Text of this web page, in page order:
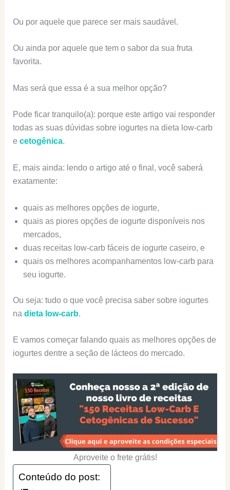
Ou por aquele que parece ser mais saudável.
Ou ainda por aquele que tem o sabor da sua fruta
favorita.
Mas será que essa é a sua melhor opção?
Pode ficar tranquilo(a): porque este artigo vai responder
todas as suas dúvidas sobre iogurtes na dieta low-carb
e cetogênica.
E, mais ainda: lendo o artigo até o final, você saberá
exatamente:
quais as melhores opções de iogurte,
quais as piores opções de iogurte disponíveis nos
mercados,
duas receitas low-carb fáceis de iogurte caseiro, e
quais os melhores acompanhamentos low-carb para
seu iogurte.
Ou seja: tudo o que você precisa saber sobre iogurtes
na dieta low-carb.
E vamos começar falando quais as melhores opções de
iogurtes dentre a seção de lácteos do mercado.
Aproveite o frete grátis!
Conteúdo do post: